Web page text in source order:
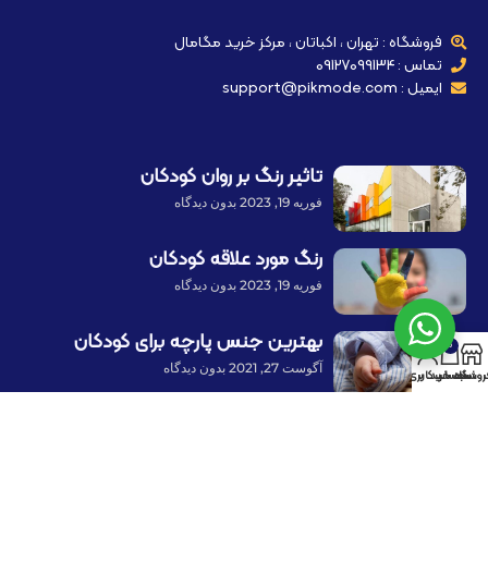
فروشگاه : تهران ، اکباتان ، مرکز خرید مگامال
تماس : 09127099134
ایمیل : support@pikmode.com
تاثیر رنگ بر روان کودکان
فوریه 19, 2023 بدون دیدگاه
رنگ مورد علاقه کودکان
فوریه 19, 2023 بدون دیدگاه
بهترین جنس پارچه برای کودکان
آگوست 27, 2021 بدون دیدگاه
0
سبد خرید
حساب کاربری من